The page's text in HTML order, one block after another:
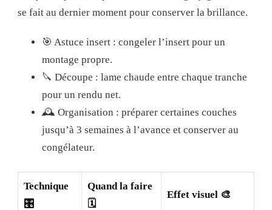
se fait au dernier moment pour conserver la brillance.
🎯 Astuce insert : congeler l’insert pour un
montage propre.
🔪 Découpe : lame chaude entre chaque tranche
pour un rendu net.
🕰 Organisation : préparer certaines couches
jusqu’à 3 semaines à l’avance et conserver au
congélateur.
Technique
🎛
Quand la faire
🗓
Effet visuel 🎨